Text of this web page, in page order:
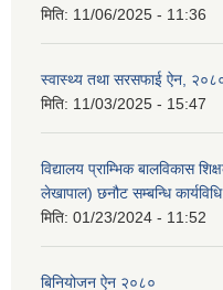
मिति: 11/06/2025 - 11:36
स्वास्थ्य तथा सरसफाई ऐन,
मिति: 11/03/2025 - 15:47
विद्यालय प्राम्भिक बालविकास
लेखापाल) छनौट सम्बन्धि
मिति: 01/23/2024 - 11:52
बिनियोजन ऐन २०८०